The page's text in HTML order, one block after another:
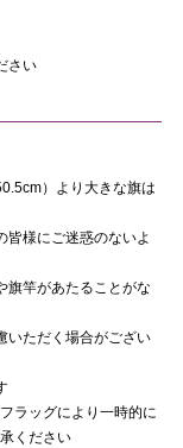
さい
）より大きな旗は
皆様にご迷惑のないよ
旗竿があたることがな
いただく場合がござい
ラッグにより一時的に
ください